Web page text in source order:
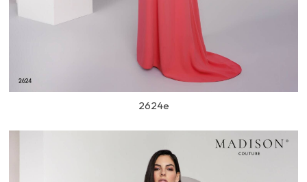
2624e